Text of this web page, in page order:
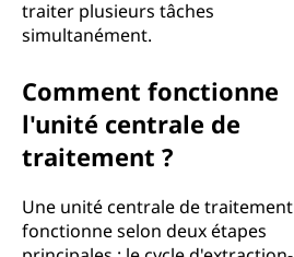
traiter plusieurs tâches
simultanément.
Comment fonctionne
l'unité centrale de
traitement ?
Une unité centrale de traitement
fonctionne selon deux étapes